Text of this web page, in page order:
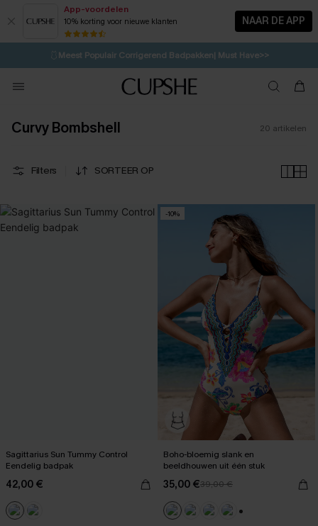
App-voordelen
10% korting voor nieuwe klanten NAAR DE APP
⚡️LAATSTE KANS | Tot 50% korting>>
🩱Meest Populair Corrigerend Badpakken| Must Have>>
💌Abonneer je & ontvang tot 15% korting>>
Koop 3, krijg 15% korting | CODE: SW15
Curvy Bombshell 20 artikelen
Filters SORTEER OP
Sagittarius Sun Tummy Control
Eendelig badpak
42,00 €
-10%
Boho-bloemig slank en
beeldhouwen uit één stuk
35,00 €39,00 €